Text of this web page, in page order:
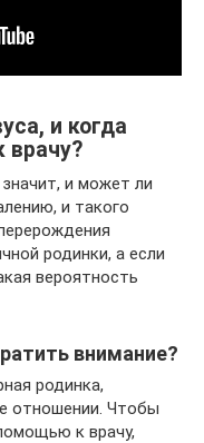
и когда
врачу?
и может ли
и такого
родинки, а если
вероятность
внимание?
родинка,
отношении. Чтобы
к врачу,